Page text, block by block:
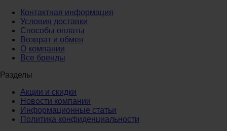
Контактная информация
Условия доставки
Способы оплаты
Возврат и обмен
О компании
Все бренды
Разделы
Акции и скидки
Новости компании
Информационные статьи
Политика конфиденциальности